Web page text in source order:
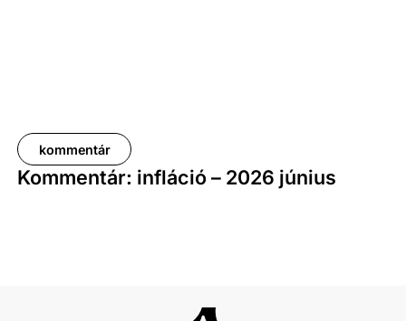
kommentár
Kommentár: infláció – 2026 június